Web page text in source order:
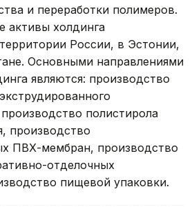
и переработки полимеров.
активы холдинга
России, в Эстонии,
Основными направлениями
являются: производство
полистирола
производство
ПВХ-мембран, производство
отделочных
пищевой упаковки.